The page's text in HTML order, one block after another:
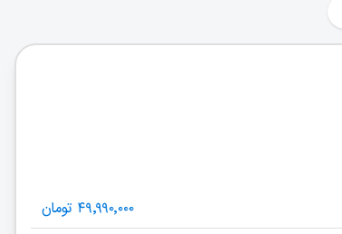
۴۹٬۹۹۰٬۰۰۰ تومان